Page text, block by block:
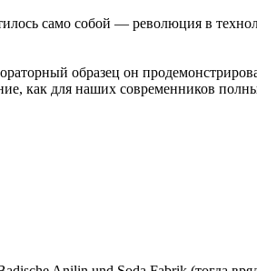
само собой — революция в
образец он
как для наших современников